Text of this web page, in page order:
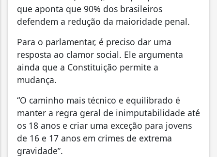
que aponta que 90% dos brasileiros
defendem a redução da maioridade penal.
Para o parlamentar, é preciso dar uma
resposta ao clamor social. Ele argumenta
ainda que a Constituição permite a
mudança.
“O caminho mais técnico e equilibrado é
manter a regra geral de inimputabilidade até
os 18 anos e criar uma exceção para jovens
de 16 e 17 anos em crimes de extrema
gravidade”.